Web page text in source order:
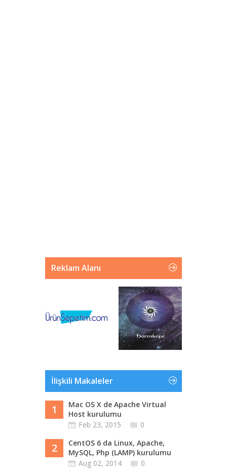
Reklam Alanı
İlişkili Makaleler
1
Mac OS X de Apache Virtual
Host kurulumu
Feb 23, 2015
0
2
CentOS 6 da Linux, Apache,
MySQL, Php (LAMP) kurulumu
Aug 02, 2014
0